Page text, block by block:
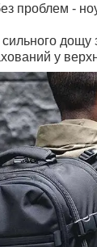
проблем -
сильного дощу
у